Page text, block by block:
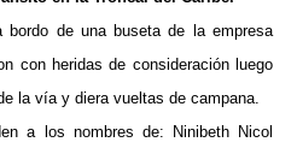
bordo de una buseta de la empresa
con heridas de consideración luego
la vía y diera vueltas de campana.
a los nombres de: Ninibeth Nicol